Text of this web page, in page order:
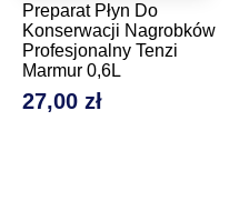
Preparat Płyn Do
Konserwacji Nagrobków
Profesjonalny Tenzi
Marmur 0,6L
Cena
27,00 zł